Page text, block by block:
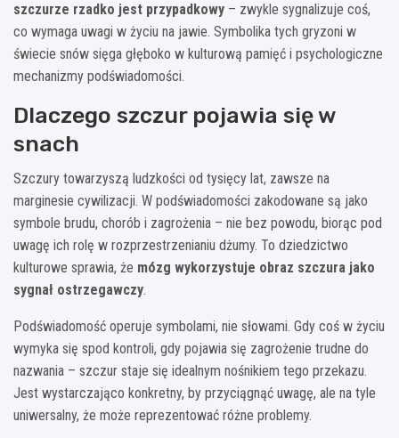
szczurze rzadko jest przypadkowy – zwykle sygnalizuje coś,
co wymaga uwagi w życiu na jawie. Symbolika tych gryzoni w
świecie snów sięga głęboko w kulturową pamięć i psychologiczne
mechanizmy podświadomości.
Dlaczego szczur pojawia się w
snach
Szczury towarzyszą ludzkości od tysięcy lat, zawsze na
marginesie cywilizacji. W podświadomości zakodowane są jako
symbole brudu, chorób i zagrożenia – nie bez powodu, biorąc pod
uwagę ich rolę w rozprzestrzenianiu dżumy. To dziedzictwo
kulturowe sprawia, że mózg wykorzystuje obraz szczura jako
sygnał ostrzegawczy.
Podświadomość operuje symbolami, nie słowami. Gdy coś w życiu
wymyka się spod kontroli, gdy pojawia się zagrożenie trudne do
nazwania – szczur staje się idealnym nośnikiem tego przekazu.
Jest wystarczająco konkretny, by przyciągnąć uwagę, ale na tyle
uniwersalny, że może reprezentować różne problemy.